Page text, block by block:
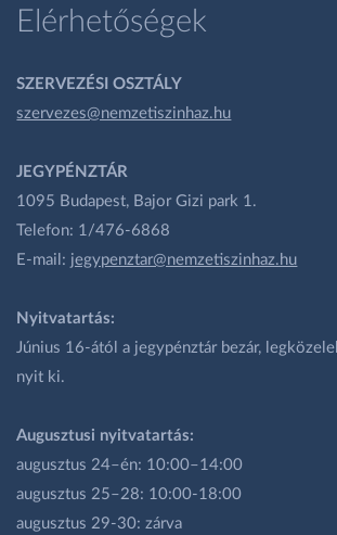
Elérhetőségek
SZERVEZÉSI OSZTÁLY
szervezes@nemzetiszinhaz.hu
JEGYPÉNZTÁR
1095 Budapest, Bajor Gizi park 1.
Telefon: 1/476-6868
E-mail: jegypenztar@nemzetiszinhaz.hu
Nyitvatartás:
Június 16-ától a jegypénztár bezár,
nyit ki.
Augusztusi nyitvatartás:
augusztus 24–én: 10:00–14:00
augusztus 25–28: 10:00-18:00
augusztus 29-30: zárva